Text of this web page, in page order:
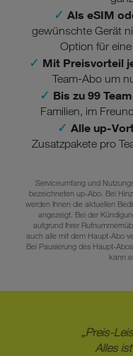
✓ Als eSIM
gewünschte Gerät
Option für
✓ Mit Preisvorteil
Team-Abo um
✓ Bis zu 99
Familien, im
✓ Alle up-
Zusatzpakete pro
Serviceumfang und
bezeichneten up-Abo. Bei
werden Ihnen die aktuellen
angezeigt. Bei der
aufgrund Ihrer
auch alle mit dem Haupt-Abo
Bei Pausierung des Haupt-
kann
„Preis-
Alles